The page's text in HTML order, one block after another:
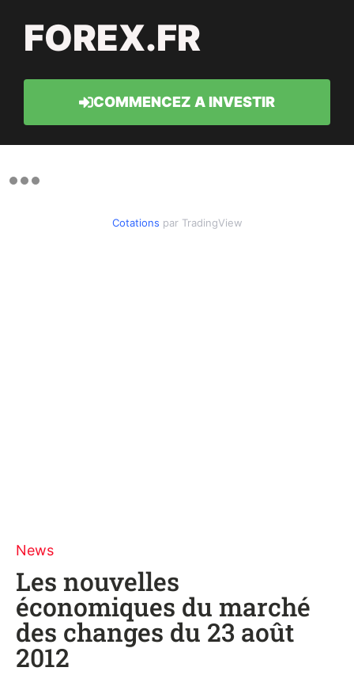
FOREX.FR
COMMENCEZ A INVESTIR
Cotations par TradingView
News
Les nouvelles
économiques du marché
des changes du 23 août
2012